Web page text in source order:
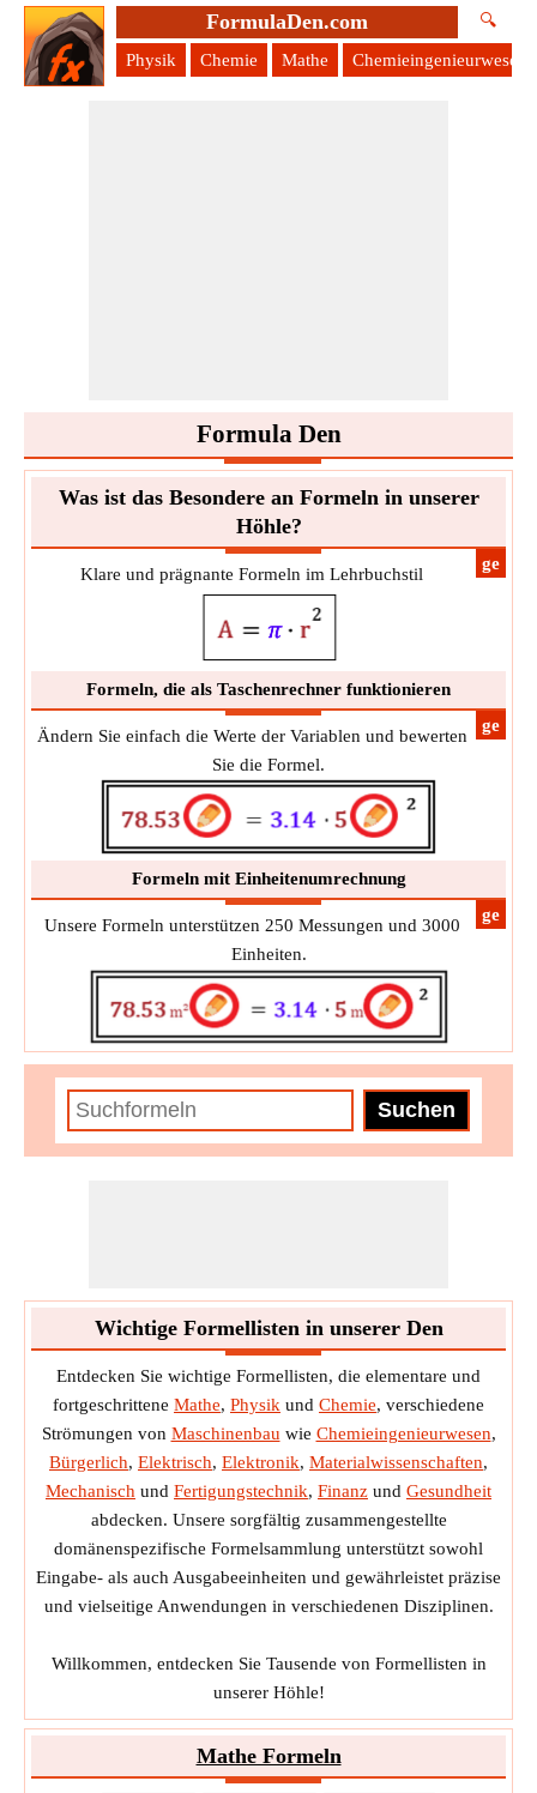
FormulaDen.com 🔍
Physik Chemie Mathe Chemieingenieurwesen
Formula Den
Was ist das Besondere an Formeln in unserer
Höhle?
​ge
Klare und prägnante Formeln im Lehrbuchstil
Formeln, die als Taschenrechner funktionieren
​ge
Ändern Sie einfach die Werte der Variablen und bewerten
Sie die Formel.
Formeln mit Einheitenumrechnung
​ge
Unsere Formeln unterstützen 250 Messungen und 3000
Einheiten.
Wichtige Formellisten in unserer Den
Entdecken Sie wichtige Formellisten, die elementare und
fortgeschrittene Mathe, Physik und Chemie, verschiedene
Strömungen von Maschinenbau wie Chemieingenieurwesen,
Bürgerlich, Elektrisch, Elektronik, Materialwissenschaften,
Mechanisch und Fertigungstechnik, Finanz und Gesundheit
abdecken. Unsere sorgfältig zusammengestellte
domänenspezifische Formelsammlung unterstützt sowohl
Eingabe- als auch Ausgabeeinheiten und gewährleistet präzise
und vielseitige Anwendungen in verschiedenen Disziplinen.
Willkommen, entdecken Sie Tausende von Formellisten in
unserer Höhle!
Mathe Formeln